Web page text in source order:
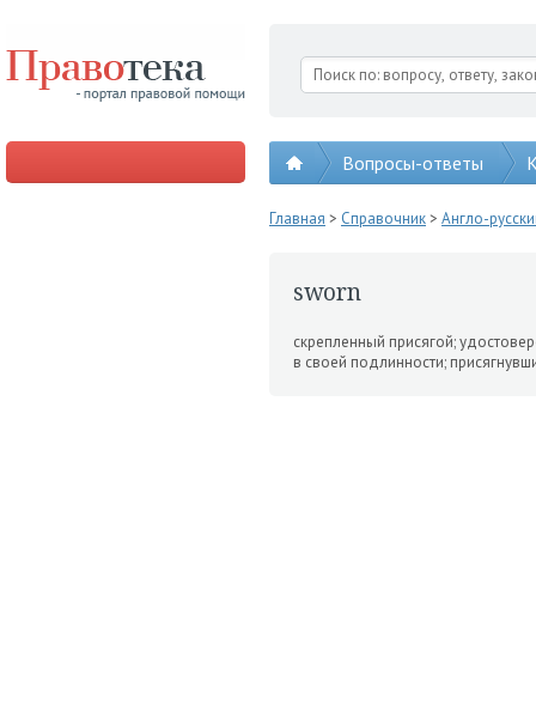
Вопросы-ответы
Главная > Справочник> Англо-
sworn
скрепленный присягой;
в своей подлинности;